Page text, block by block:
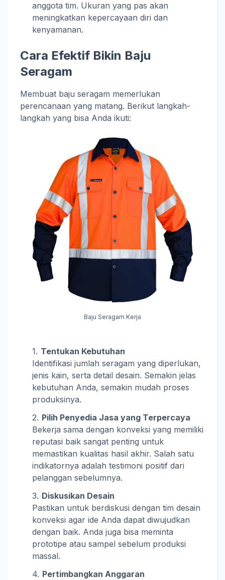
anggota tim. Ukuran yang pas akan
meningkatkan kepercayaan diri dan
kenyamanan.
Cara Efektif Bikin Baju
Seragam
Membuat baju seragam memerlukan
perencanaan yang matang. Berikut langkah-
langkah yang bisa Anda ikuti:
Baju Seragam Kerja
Tentukan Kebutuhan
Identifikasi jumlah seragam yang diperlukan,
jenis kain, serta detail desain. Semakin jelas
kebutuhan Anda, semakin mudah proses
produksinya.
Pilih Penyedia Jasa yang Terpercaya
Bekerja sama dengan konveksi yang memiliki
reputasi baik sangat penting untuk
memastikan kualitas hasil akhir. Salah satu
indikatornya adalah testimoni positif dari
pelanggan sebelumnya.
Diskusikan Desain
Pastikan untuk berdiskusi dengan tim desain
konveksi agar ide Anda dapat diwujudkan
dengan baik. Anda juga bisa meminta
prototipe atau sampel sebelum produksi
massal.
Pertimbangkan Anggaran